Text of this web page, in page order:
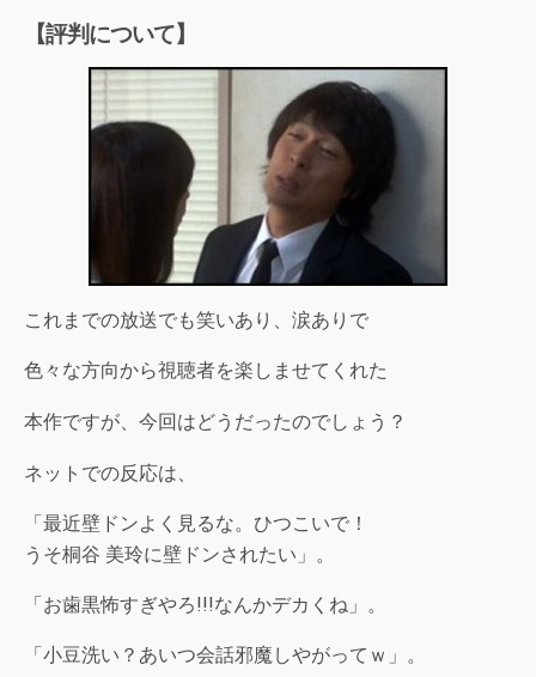
【評判について】
これまでの放送でも笑いあり、涙ありで
色々な方向から視聴者を楽しませてくれた
本作ですが、今回はどうだったのでしょう？
ネットでの反応は、
「最近壁ドンよく見るな。ひつこいで！
うそ桐谷 美玲に壁ドンされたい」。
「お歯黒怖すぎやろ!!!なんかデカくね」。
「小豆洗い？あいつ会話邪魔しやがってｗ」。